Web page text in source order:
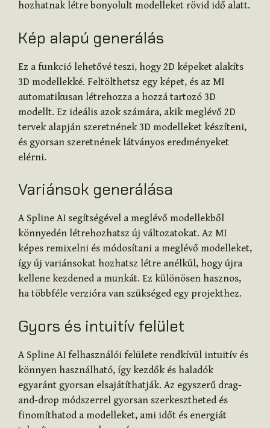
hozhatnak létre bonyolult modelleket rövid idő alatt.
Kép alapú generálás
Ez a funkció lehetővé teszi, hogy 2D képeket alakíts
3D modellekké. Feltölthetsz egy képet, és az MI
automatikusan létrehozza a hozzá tartozó 3D
modellt. Ez ideális azok számára, akik meglévő 2D
tervek alapján szeretnének 3D modelleket készíteni,
és gyorsan szeretnének látványos eredményeket
elérni.
Variánsok generálása
A Spline AI segítségével a meglévő modellekből
könnyedén létrehozhatsz új változatokat. Az MI
képes remixelni és módosítani a meglévő modelleket,
így új variánsokat hozhatsz létre anélkül, hogy újra
kellene kezdened a munkát. Ez különösen hasznos,
ha többféle verzióra van szükséged egy projekthez.
Gyors és intuitív felület
A Spline AI felhasználói felülete rendkívül intuitív és
könnyen használható, így kezdők és haladók
egyaránt gyorsan elsajátíthatják. Az egyszerű drag-
and-drop módszerrel gyorsan szerkesztheted és
finomíthatod a modelleket, ami időt és energiát